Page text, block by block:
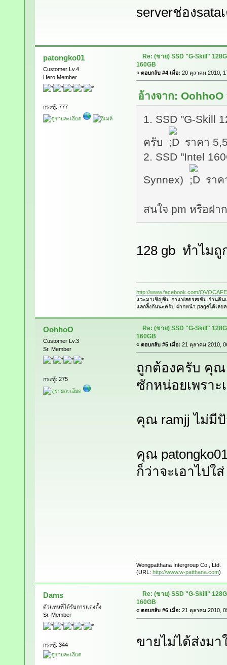
serverช่อง
patongko01
Customer Lv.4
Hero Member
กระทู้: 777
Re: (ขาย) SSD "G-Skill"
160GB
« ตอบกลับ #4 เมื่อ: 20 ตุลาคม 2010,
อ้างจาก:
1. SSD "G-Skill
ครับ
ราคา
2. SSD "Intel
Synnex)
รา
สนใจ pm หรือฝา
128 gb ทำไมถู
http://www.facebook.com/OVOCAFE
แวะมาเชิญชิม กาแฟสดรสเข้ม ย่านดิน
แลกลิ้งกันนะครับ ฝากหน้า pageได้เลย
OohhoO
Customer Lv.3
Sr. Member
กระทู้: 275
Re: (ขาย) SSD "G-Skill"
160GB
« ตอบกลับ #5 เมื่อ: 21 ตุลาคม 2010,
ถูกต้องครับ คุณ
ซักหน่อยเพราะ
คุณ ramjj ไม่มี
คุณ
ก็ว่าจะเอาไปใ
Wongpatthana Intergroup Co., Ltd.
(URL: http://www.w-patthana.com)
Dams
ตัวแทนที่ได้รับการแต่งตั้ง
Sr. Member
กระทู้: 344
Re: (ขาย) SSD "G-Skill"
160GB
« ตอบกลับ #6 เมื่อ: 21 ตุลาคม 2010,
ขายไม่ได้ส่งม